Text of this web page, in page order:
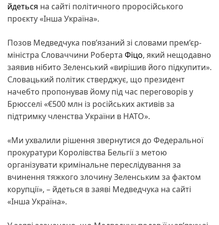
йдеться на сайті політичного проросійського
проєкту «Інша Україна».
Позов Медведчука пов’язаний зі словами прем’єр-
міністра Словаччини Роберта Фіцо, який нещодавно
заявив нібито Зеленський «вирішив його підкупити».
Словацький політик стверджує, що президент
начебто пропонував йому під час переговорів у
Брюсселі «€500 млн із російських активів за
підтримку членства України в НАТО».
«Ми ухвалили рішення звернутися до Федеральної
прокуратури Королівства Бельгії з метою
організувати кримінальне переслідування за
вчинення тяжкого злочину Зеленським за фактом
корупції», – йдеться в заяві Медведчука на сайті
«Інша Україна».